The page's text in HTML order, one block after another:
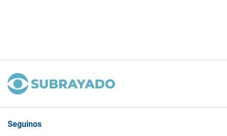
Seguinos